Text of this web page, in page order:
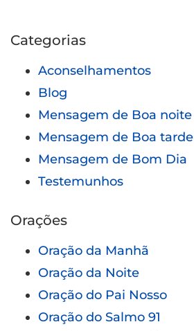
Categorias
Aconselhamentos
Blog
Mensagem de Boa noite
Mensagem de Boa tarde
Mensagem de Bom Dia
Testemunhos
Orações
Oração da Manhã
Oração da Noite
Oração do Pai Nosso
Oração do Salmo 91